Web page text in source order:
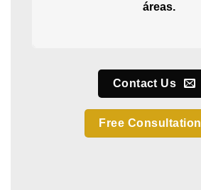
áreas.
Contact Us
Free Consultation